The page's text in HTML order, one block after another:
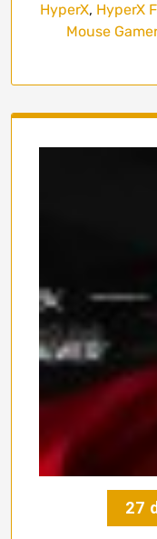
HyperX, HyperX
Mouse Gamer
27